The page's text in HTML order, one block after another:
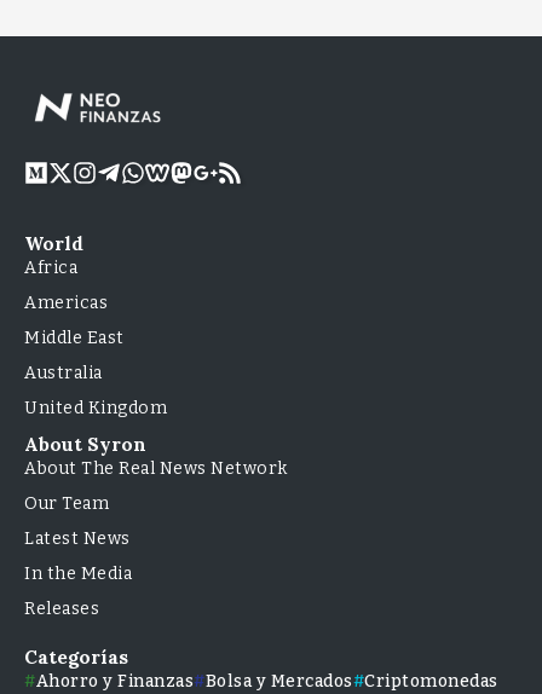
World
Africa
Americas
Middle East
Australia
United Kingdom
About Syron
About The Real News Network
Our Team
Latest News
In the Media
Releases
Categorías
Ahorro y Finanzas Bolsa y Mercados
Criptomonedas